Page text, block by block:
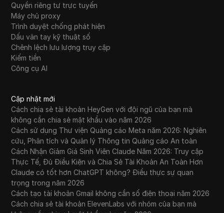
Quyền riêng tư trực tuyến
Máy chủ proxy
Trình duyệt chống phát hiện
Dấu vân tay kỹ thuật số
Chênh lệch lưu lượng truy cập
Kiếm tiền
Công cụ AI
Cập nhật mới
Cách chia sẻ tài khoản HeyGen với đội ngũ của bạn mà
không cần chia sẻ mật khẩu vào năm 2026
Cách sử dụng Thư viện Quảng cáo Meta năm 2026: Nghiên
cứu, Phân tích và Quản lý Thông tin Quảng cáo An toàn
Cách Nhận Giảm Giá Sinh Viên Claude Năm 2026: Truy cập
Thực Tế, Đủ Điều Kiện và Chia Sẻ Tài Khoản An Toàn Hơn
Claude có tốt hơn ChatGPT không? Điều thực sự quan
trọng trong năm 2026
Cách tạo tài khoản Gmail không cần số điện thoại năm 2026
Cách chia sẻ tài khoản ElevenLabs với nhóm của bạn mà